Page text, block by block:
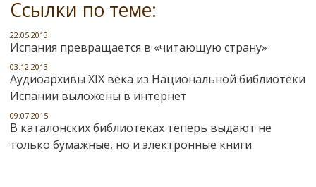
Ссылки по теме:
22.05.2013
Испания превращается в «читающую страну»
03.12.2013
Аудиоархивы XIX века из Национальной библиотеки
Испании выложены в интернет
09.07.2015
В каталонских библиотеках теперь выдают не
только бумажные, но и электронные книги